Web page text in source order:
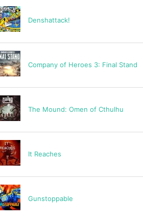
Denshattack!
Company of Heroes 3: Final Stand
The Mound: Omen of Cthulhu
It Reaches
Gunstoppable